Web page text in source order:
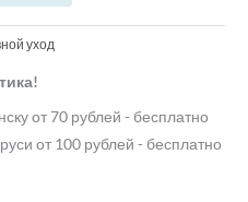
уход
от 70 рублей - бесплатно
от 100 рублей - бесплатно